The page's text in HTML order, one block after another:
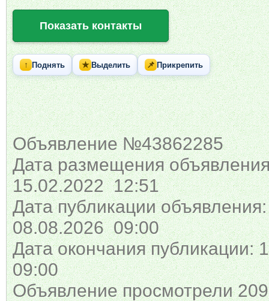
Показать контакты
↑ Поднять ★ Выделить 📌 Прикрепить
Объявление №43862285
Дата размещения
15.02.2022 12:51
Дата публикации объявления:
08.08.2026 09:00
Дата окончания публикации:
09:00
Объявление просмотрели